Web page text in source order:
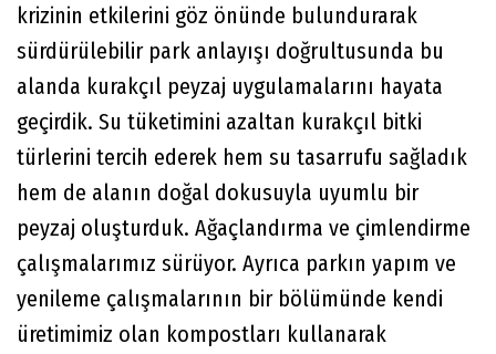
krizinin etkilerini göz önünde bulundurarak
sürdürülebilir park anlayışı doğrultusunda bu
alanda kurakçıl peyzaj uygulamalarını hayata
geçirdik. Su tüketimini azaltan kurakçıl bitki
türlerini tercih ederek hem su tasarrufu sağladık
hem de alanın doğal dokusuyla uyumlu bir
peyzaj oluşturduk. Ağaçlandırma ve çimlendirme
çalışmalarımız sürüyor. Ayrıca parkın yapım ve
yenileme çalışmalarının bir bölümünde kendi
üretimimiz olan kompostları kullanarak